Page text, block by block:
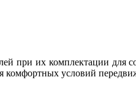
при их комплектации для
комфортных условий